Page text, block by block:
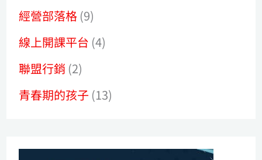
經營部落格 (9)
線上開課平台 (4)
聯盟行銷 (2)
青春期的孩子 (13)